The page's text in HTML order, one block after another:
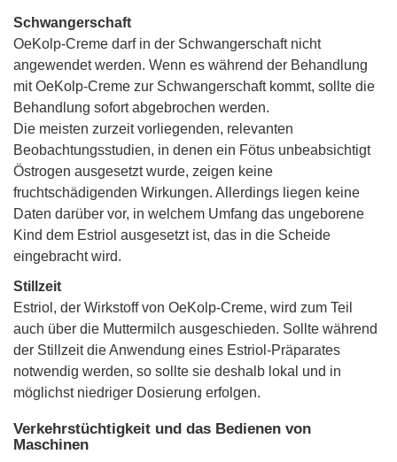
Schwangerschaft
OeKolp-Creme darf in der Schwangerschaft nicht
angewendet werden. Wenn es während der Behandlung
mit OeKolp-Creme zur Schwangerschaft kommt, sollte die
Behandlung sofort abgebrochen werden.
Die meisten zurzeit vorliegenden, relevanten
Beobachtungsstudien, in denen ein Fötus unbeabsichtigt
Östrogen ausgesetzt wurde, zeigen keine
fruchtschädigenden Wirkungen. Allerdings liegen keine
Daten darüber vor, in welchem Umfang das ungeborene
Kind dem Estriol ausgesetzt ist, das in die Scheide
eingebracht wird.
Stillzeit
Estriol, der Wirkstoff von OeKolp-Creme, wird zum Teil
auch über die Muttermilch ausgeschieden. Sollte während
der Stillzeit die Anwendung eines Estriol-Präparates
notwendig werden, so sollte sie deshalb lokal und in
möglichst niedriger Dosierung erfolgen.
Verkehrstüchtigkeit und das Bedienen von
Maschinen